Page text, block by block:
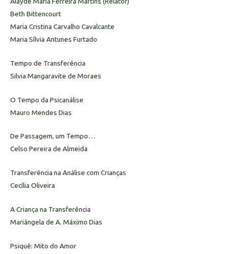
Beth Bittencourt
Maria Cristina Carvalho Cavalcante
Maria Sílvia Antunes Furtado
Tempo de Transferência
Silvia Mangaravite de Moraes
O Tempo da Psicanálise
Mauro Mendes Dias
De Passagem, um Tempo…
Celso Pereira de Almeida
Transferência na Análise com Crianças
Cecília Oliveira
A Criança na Transferência
Mariângela de A. Máximo Dias
Psiquê: Mito do Amor